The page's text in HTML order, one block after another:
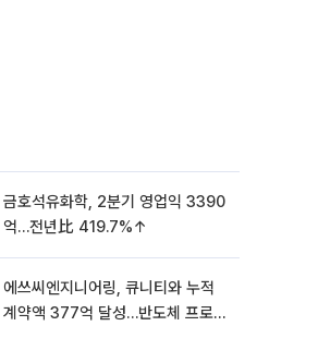
금호석유화학, 2분기 영업익 3390
억…전년比 419.7%↑
에쓰씨엔지니어링, 큐니티와 누적
계약액 377억 달성…반도체 프로젝